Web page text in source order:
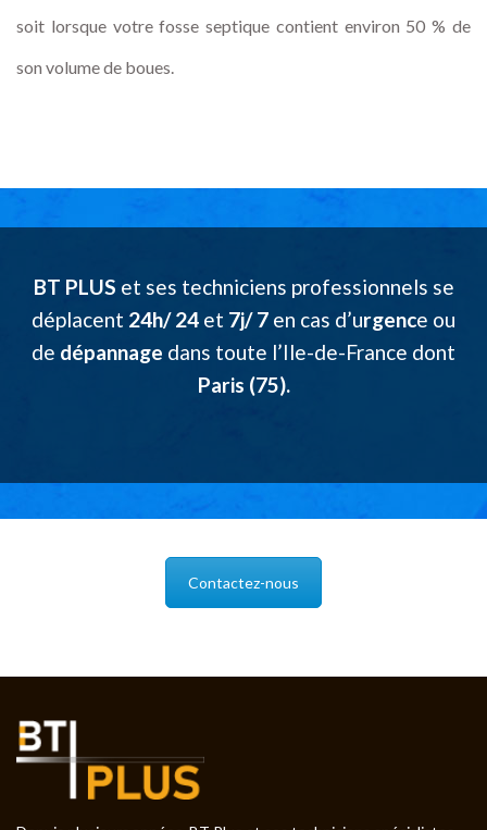
soit lorsque votre fosse septique contient environ 50 % de
son volume de boues.
BT PLUS et ses techniciens professionnels se
déplacent 24h/ 24 et 7j/ 7 en cas d’urgence ou
de dépannage dans toute l’Ile-de-France dont
Paris (75).
Contactez-nous